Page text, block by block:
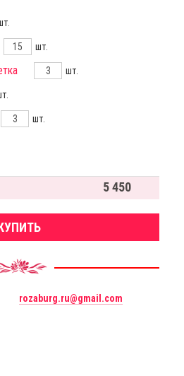
шт.
шт.
шт.
5 450
rozaburg.ru@gmail.com